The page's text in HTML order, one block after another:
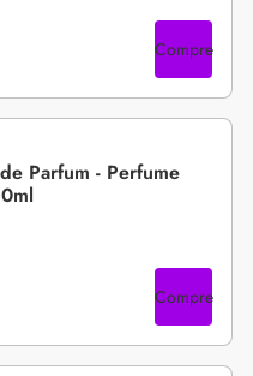
Compre
Parfum - Perfume
Compre